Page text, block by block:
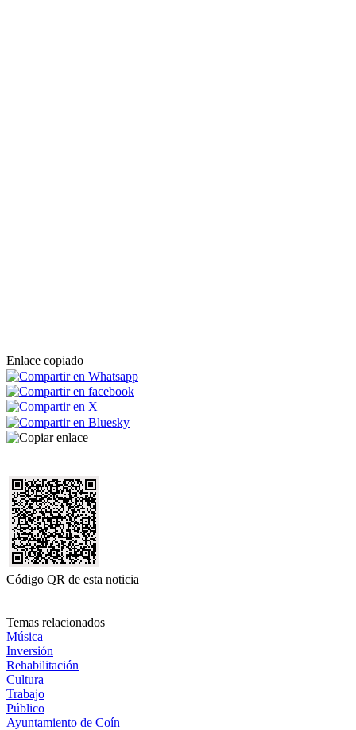
Enlace copiado
Código QR de esta noticia
Temas relacionados
Música
Inversión
Rehabilitación
Cultura
Trabajo
Público
Ayuntamiento de Coín